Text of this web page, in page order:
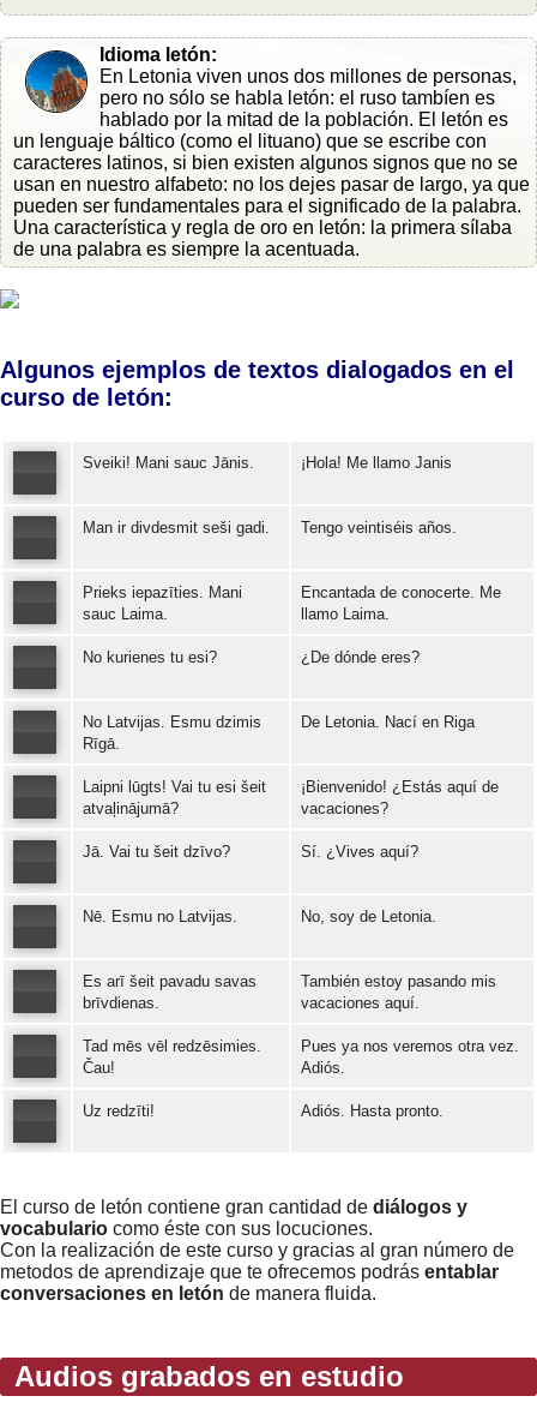
Idioma letón:
En Letonia viven unos dos millones de personas,
pero no sólo se habla letón: el ruso tambíen es
hablado por la mitad de la población. El letón es
un lenguaje báltico (como el lituano) que se escribe con
caracteres latinos, si bien existen algunos signos que no se
usan en nuestro alfabeto: no los dejes pasar de largo, ya que
pueden ser fundamentales para el significado de la palabra.
Una característica y regla de oro en letón: la primera sílaba
de una palabra es siempre la acentuada.
Algunos ejemplos de textos dialogados en el
curso de letón:
Sveiki! Mani sauc Jānis. ¡Hola! Me llamo Janis
Error loading: "https://www.idiomaspc.com/curso-aprender-leton-basico/audio/3005.mp3"
Man ir divdesmit seši gadi. Tengo veintiséis años.
Prieks iepazīties. Mani
sauc Laima.
Encantada de conocerte. Me
llamo Laima.
No kurienes tu esi? ¿De dónde eres?
Error loading: "https://www.idiomaspc.com/curso-aprender-leton-basico/audio/3008.mp3"
No Latvijas. Esmu dzimis
Rīgā.
De Letonia. Nací en Riga
Laipni lūgts! Vai tu esi šeit
atvaļinājumā?
¡Bienvenido! ¿Estás aquí de
vacaciones?
Jā. Vai tu šeit dzīvo? Sí. ¿Vives aquí?
Nē. Esmu no Latvijas. No, soy de Letonia.
Error loading: "https://www.idiomaspc.com/curso-aprender-leton-basico/audio/3012.mp3"
Es arī šeit pavadu savas
brīvdienas.
También estoy pasando mis
vacaciones aquí.
Tad mēs vēl redzēsimies.
Čau!
Pues ya nos veremos otra vez.
Adiós.
Uz redzīti! Adiós. Hasta pronto.
El curso de letón contiene gran cantidad de diálogos y
vocabulario como éste con sus locuciones.
Con la realización de este curso y gracias al gran número de
metodos de aprendizaje que te ofrecemos podrás entablar
conversaciones en letón de manera fluida.
Audios grabados en estudio